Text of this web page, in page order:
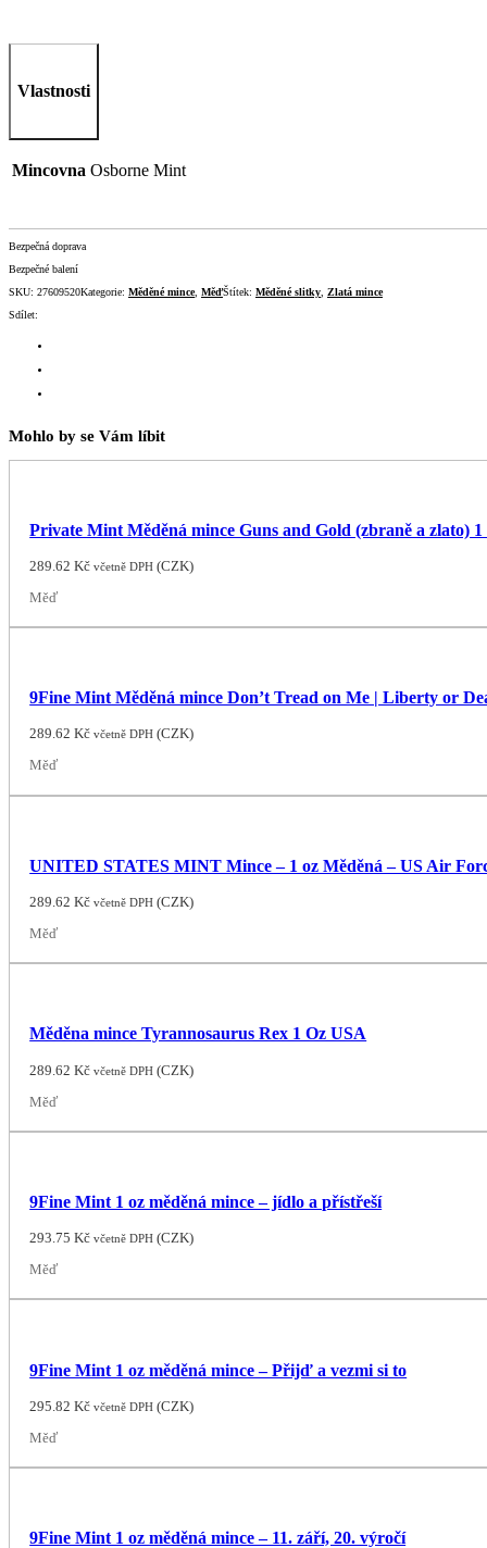
Vlastnosti
Mincovna Osborne Mint
Bezpečná doprava
Bezpečné balení
SKU: 27609520Kategorie: Měděné mince, MěďŠtítek: Měděné slitky Zlatá mince
Sdílet:
Mohlo by se Vám líbit
Private Mint Měděná mince Guns and Gold (zbraně a zlato) 1
289.62Kč včetně DPH (CZK)
Měď
9Fine Mint Měděná mince Don’t Tread on Me | Liberty or
289.62Kč včetně DPH (CZK)
Měď
UNITED STATES MINT Mince – 1 oz Měděná – US Air
289.62Kč včetně DPH (CZK)
Měď
Měděna mince Tyrannosaurus Rex 1 Oz USA
289.62Kč včetně DPH (CZK)
Měď
9Fine Mint 1 oz měděná mince – jídlo a přístřeší
293.75Kč včetně DPH (CZK)
Měď
9Fine Mint 1 oz měděná mince – Přijď a vezmi si to
295.82Kč včetně DPH (CZK)
Měď
9Fine Mint 1 oz měděná mince – 11. září, 20. výročí